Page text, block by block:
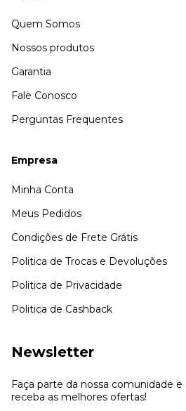
Quem Somos
Nossos produtos
Garantia
Fale Conosco
Perguntas Frequentes
Empresa
Minha Conta
Meus Pedidos
Condições de Frete Grátis
Politica de Trocas e Devoluções
Politica de Privacidade
Politica de Cashback
Newsletter
Faça parte da nossa comunidade e
receba as melhores ofertas!